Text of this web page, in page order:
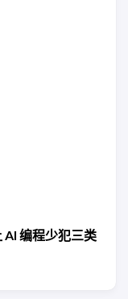
编程少犯三类